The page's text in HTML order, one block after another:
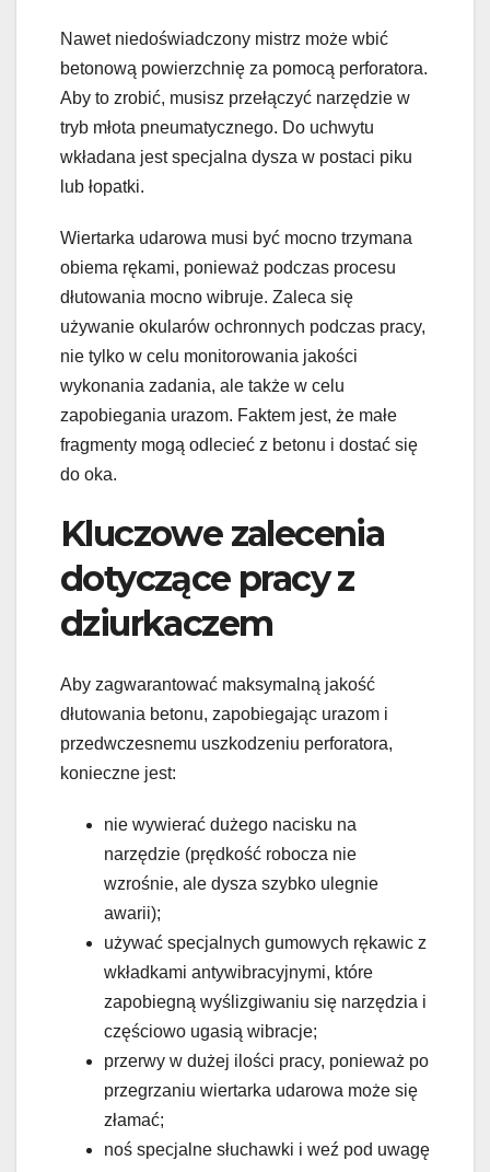
Nawet niedoświadczony mistrz może wbić
betonową powierzchnię za pomocą perforatora.
Aby to zrobić, musisz przełączyć narzędzie w
tryb młota pneumatycznego. Do uchwytu
wkładana jest specjalna dysza w postaci piku
lub łopatki.
Wiertarka udarowa musi być mocno trzymana
obiema rękami, ponieważ podczas procesu
dłutowania mocno wibruje. Zaleca się
używanie okularów ochronnych podczas pracy,
nie tylko w celu monitorowania jakości
wykonania zadania, ale także w celu
zapobiegania urazom. Faktem jest, że małe
fragmenty mogą odlecieć z betonu i dostać się
do oka.
Kluczowe zalecenia
dotyczące pracy z
dziurkaczem
Aby zagwarantować maksymalną jakość
dłutowania betonu, zapobiegając urazom i
przedwczesnemu uszkodzeniu perforatora,
konieczne jest:
nie wywierać dużego nacisku na
narzędzie (prędkość robocza nie
wzrośnie, ale dysza szybko ulegnie
awarii);
używać specjalnych gumowych rękawic z
wkładkami antywibracyjnymi, które
zapobiegną wyślizgiwaniu się narzędzia i
częściowo ugasią wibracje;
przerwy w dużej ilości pracy, ponieważ po
przegrzaniu wiertarka udarowa może się
złamać;
noś specjalne słuchawki i weź pod uwagę